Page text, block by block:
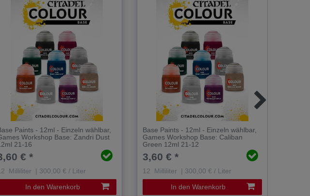
Paints - 12ml - Einzeln wählbar,
Workshop Base: Zandri Dust
21-16
€ *
Milliliter | 300,00 € / Liter
In den Warenkorb
Base Paints - 12ml - Einzeln wählbar,
Games Workshop Base: Caliban
Green 12ml 21-12
3,60 € *
12 Milliliter | 300,00 € / Liter
In den Warenkorb